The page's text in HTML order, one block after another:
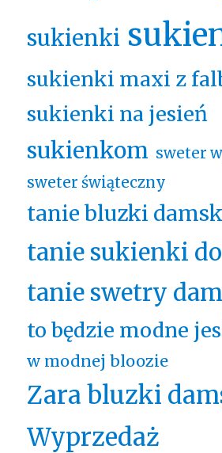
sukienki
sukienki maxi z
sukienki na jesień
sukienkom sweter
sweter świąteczny
tanie bluzki
tanie sukienki do
tanie swetry
to będzie modne
w modnej bloozie
Zara bluzki
Wyprzedaż